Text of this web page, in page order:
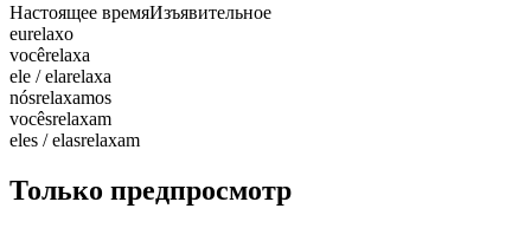
Настоящее времяИзъявительное
eurelaxo
vocêrelaxa
ele / elarelaxa
nósrelaxamos
vocêsrelaxam
eles / elasrelaxam
Только предпросмотр